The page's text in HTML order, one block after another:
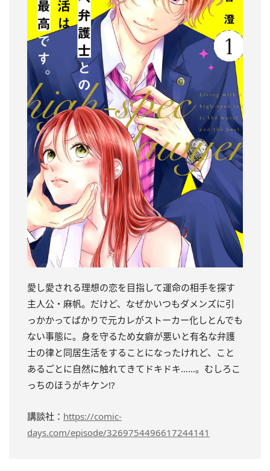
愛し愛される理想の恋を目指して運命の相手を探す
主人公・麻帆。だけど、なぜかいつもダメンズに引
っかかってばかりで元カレがストーカー化しとんでも
ない事態に。身を守るため女癖が悪いと有名な弁護
士の律と同居生活をすることになったけれど、こと
あるごとに自然に触れてきてドキドキ……。むしろこ
っちのほうがキケン!?
講談社： https://comic-
days.com/episode/3269754496617244141